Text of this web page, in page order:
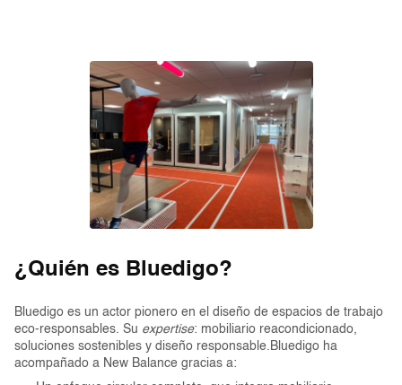
¿Quién es Bluedigo?
Bluedigo es un actor pionero en el diseño de espacios de trabajo
eco-responsables. Su expertise: mobiliario reacondicionado,
soluciones sostenibles y diseño responsable.Bluedigo ha
acompañado a New Balance gracias a: